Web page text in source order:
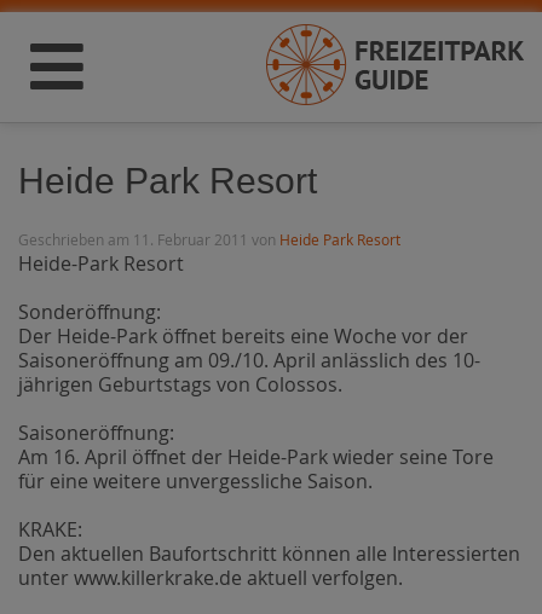
Heide Park Resort
Geschrieben am 11. Februar 2011 von Heide Park Resort
Heide-Park Resort
Sonderöffnung:
Der Heide-Park öffnet bereits eine Woche vor der
Saisoneröffnung am 09./10. April anlässlich des 10-
jährigen Geburtstags von Colossos.
Saisoneröffnung:
Am 16. April öffnet der Heide-Park wieder seine Tore
für eine weitere unvergessliche Saison.
KRAKE:
Den aktuellen Baufortschritt können alle Interessierten
unter www.killerkrake.de aktuell verfolgen.